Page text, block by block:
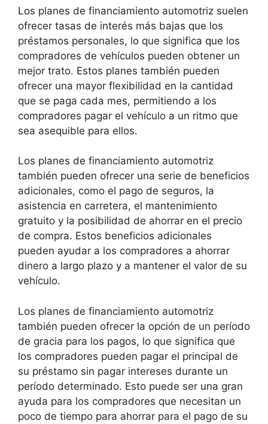
Los planes de financiamiento automotriz suelen
ofrecer tasas de interés más bajas que los
préstamos personales, lo que significa que los
compradores de vehículos pueden obtener un
mejor trato. Estos planes también pueden
ofrecer una mayor flexibilidad en la cantidad
que se paga cada mes, permitiendo a los
compradores pagar el vehículo a un ritmo que
sea asequible para ellos.
Los planes de financiamiento automotriz
también pueden ofrecer una serie de beneficios
adicionales, como el pago de seguros, la
asistencia en carretera, el mantenimiento
gratuito y la posibilidad de ahorrar en el precio
de compra. Estos beneficios adicionales
pueden ayudar a los compradores a ahorrar
dinero a largo plazo y a mantener el valor de su
vehículo.
Los planes de financiamiento automotriz
también pueden ofrecer la opción de un período
de gracia para los pagos, lo que significa que
los compradores pueden pagar el principal de
su préstamo sin pagar intereses durante un
período determinado. Esto puede ser una gran
ayuda para los compradores que necesitan un
poco de tiempo para ahorrar para el pago de su